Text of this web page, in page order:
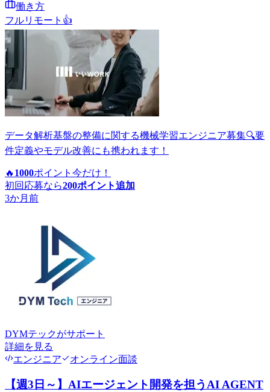
働き方
フルリモート 👍
データ解析基盤の整備に関する機械学習エンジニア募集🔍要
件定義やモデル改善にも携われます！
🔥 1000ポイント 今だけ！
初回応募なら200ポイント追加
3か月前
DYMテックがサポート
詳細を見る
エンジニア
オンライン面談
【週3日～】AIエージェント開発を担うAI AGENT